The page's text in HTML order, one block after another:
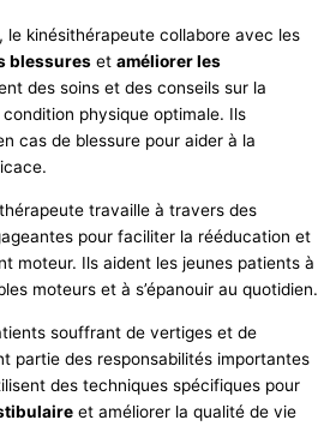
le kinésithérapeute collabore avec les
blessures et améliorer les
des soins et des conseils sur la
physique optimale. Ils
cas de blessure pour aider à la
travaille à travers des
pour faciliter la rééducation et
moteur. Ils aident les jeunes patients à
moteurs et à s’épanouir au quotidien.
souffrant de vertiges et de
partie des responsabilités importantes
des techniques spécifiques pour
et améliorer la qualité de vie